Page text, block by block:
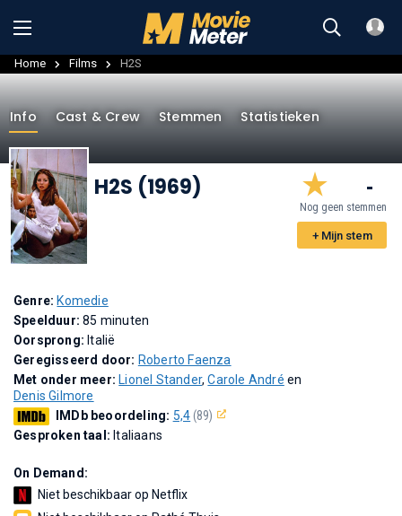
Home Films H2S
Info Cast & Crew Stemmen Statistieken
H2S (1969) -
Nog geen stemmen
+ Mijn stem
Genre: Komedie
Speelduur:85 minuten
Oorsprong: Italië
Geregisseerd door: Roberto Faenza
Met onder meer: Lionel Stander,Carole André en
Denis Gilmore
IMDb beoordeling: 5,4(89)
Gesproken taal: Italiaans
On Demand:
Niet beschikbaar op Netflix